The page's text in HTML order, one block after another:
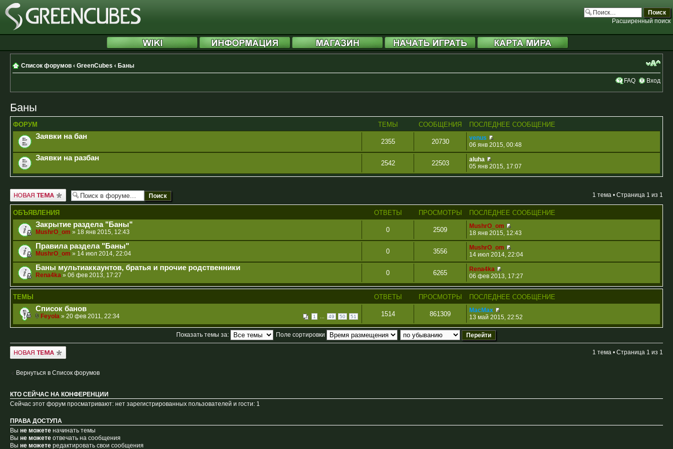
Расширенный поиск
Список форумов ‹ GreenCubes ‹ Баны
FAQ Вход
Баны
ФОРУМ ТЕМЫ СООБЩЕНИЯ ПОСЛЕДНЕЕ СООБЩЕНИЕ
Заявки на бан
2355 20730
venus
06 янв 2015, 00:48
Заявки на разбан
2542 22503
aluha
05 янв 2015, 17:07
Новая тема 1 тема • Страница 1 из 1
ОБЪЯВЛЕНИЯ ОТВЕТЫ ПРОСМОТРЫ ПОСЛЕДНЕЕ СООБЩЕНИЕ
Закрытие раздела "Баны"
MushrO_om » 18 янв 2015, 12:43 0 2509
MushrO_om
18 янв 2015, 12:43
Правила раздела "Баны"
MushrO_om » 14 июл 2014, 22:04 0 3556
MushrO_om
14 июл 2014, 22:04
Баны мультиаккаунтов, братья и прочие родственники
Rena4ka » 06 фев 2013, 17:27 0 6265
Rena4ka
06 фев 2013, 17:27
ТЕМЫ ОТВЕТЫ ПРОСМОТРЫ ПОСЛЕДНЕЕ СООБЩЕНИЕ
Список банов
1 49 50 51
Feyola » 20 фев 2011, 22:34 1514 861309
MacMax
13 май 2015, 22:52
Показать темы за: Поле сортировки
Новая тема 1 тема • Страница 1 из 1
Вернуться в Список форумов
КТО СЕЙЧАС НА КОНФЕРЕНЦИИ
Сейчас этот форум просматривают: нет зарегистрированных пользователей и гости: 1
ПРАВА ДОСТУПА
Вы не можете начинать темы
Вы не можете отвечать на сообщения
Вы не можете редактировать свои сообщения